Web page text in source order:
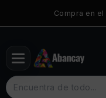
Compra en